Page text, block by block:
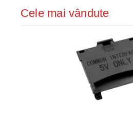
Cele mai vândute